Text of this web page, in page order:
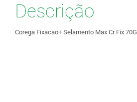
Descrição
Corega Fixacao+ Selamento Max Cr Fix 70G